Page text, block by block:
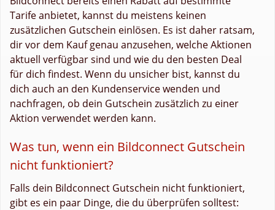
Tarife anbietet, kannst du meistens keinen
zusätzlichen Gutschein einlösen. Es ist daher ratsam,
dir vor dem Kauf genau anzusehen, welche Aktionen
aktuell verfügbar sind und wie du den besten Deal
für dich findest. Wenn du unsicher bist, kannst du
dich auch an den Kundenservice wenden und
nachfragen, ob dein Gutschein zusätzlich zu einer
Aktion verwendet werden kann.
Was tun, wenn ein Bildconnect Gutschein
nicht funktioniert?
Falls dein Bildconnect Gutschein nicht funktioniert,
gibt es ein paar Dinge, die du überprüfen solltest: